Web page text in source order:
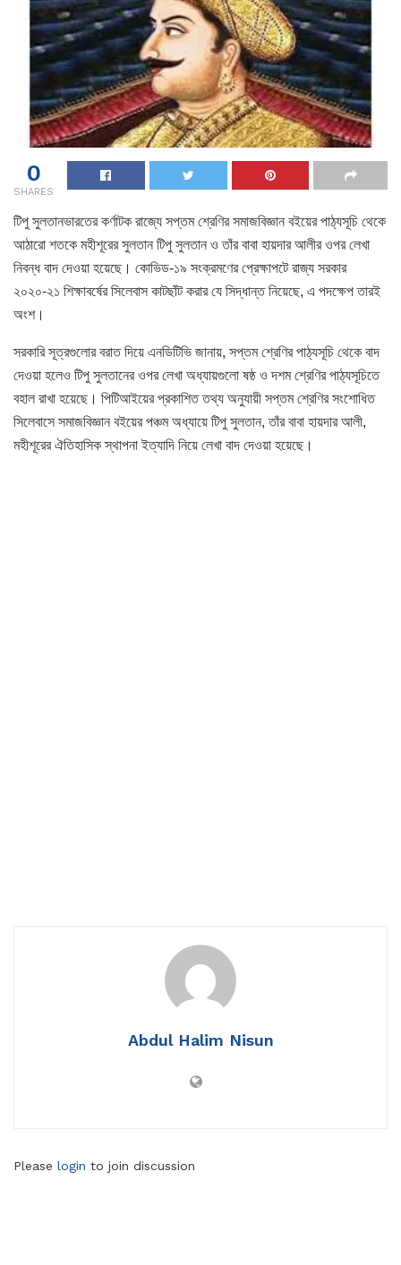
0
SHARES
টিপু সুলতানভারতের কর্ণাটক রাজ্যে সপ্তম শ্রেণির সমাজবিজ্ঞান বইয়ের পাঠ্যসূচি থেকে
আঠারো শতকে মহীশূরের সুলতান টিপু সুলতান ও তাঁর বাবা হায়দার আলীর ওপর লেখা
নিবন্ধ বাদ দেওয়া হয়েছে। কোভিড-১৯ সংক্রমণের প্রেক্ষাপটে রাজ্য সরকার
২০২০-২১ শিক্ষাবর্ষের সিলেবাস কাটছাঁট করার যে সিদ্ধান্ত নিয়েছে, এ পদক্ষেপ তারই
অংশ।
সরকারি সূত্রগুলোর বরাত দিয়ে এনডিটিভি জানায়, সপ্তম শ্রেণির পাঠ্যসূচি থেকে বাদ
দেওয়া হলেও টিপু সুলতানের ওপর লেখা অধ্যায়গুলো ষষ্ঠ ও দশম শ্রেণির পাঠ্যসূচিতে
বহাল রাখা হয়েছে। পিটিআইয়ের প্রকাশিত তথ্য অনুযায়ী সপ্তম শ্রেণির সংশোধিত
সিলেবাসে সমাজবিজ্ঞান বইয়ের পঞ্চম অধ্যায়ে টিপু সুলতান, তাঁর বাবা হায়দার আলী,
মহীশূরের ঐতিহাসিক স্থাপনা ইত্যাদি নিয়ে লেখা বাদ দেওয়া হয়েছে।
Abdul Halim Nisun
Please login to join discussion